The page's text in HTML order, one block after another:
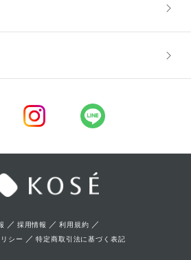
／ 採用情報 ／利用規約 ／
シー ／特定商取引法に基づく表記